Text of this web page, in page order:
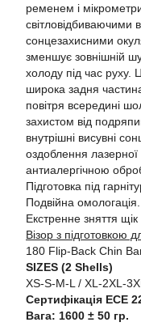
ременем і
світловідбиваючими
сонцезахисними
зменшує зовнішній
холоду під час руху.
широка задня
повітря всередині
захистом від
внутрішні висувні
оздоблення лазерної
антиалергічною
Підготовка під
Подвійна омологація.
Екстренне зняття щік
Візор з підготовкою
180 Flip-Back Chin
SIZES (2 Shells)
XS-S-M-L / XL-2XL-
Сертифікація ECE
Вага: 1600 ± 50 гр.